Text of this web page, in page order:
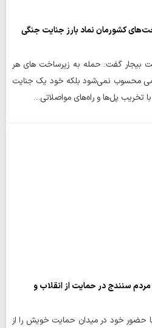
کشورمان نماد بارز جنایت جنگی
بیجار گفت: حمله به زیرساخت های هر
محسوب نمی‌شود بلکه خود یک جنایت
تخریب پل‌ها و راه‌های مواصلاتی…
سنندج در حمایت از انقلاب و
حضور خود در میدان حمایت خویش را از